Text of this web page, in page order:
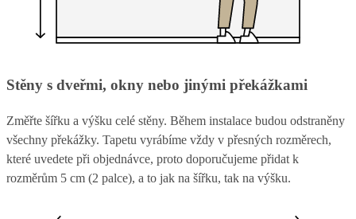
Stěny s dveřmi, okny nebo jinými překážkami
Změřte šířku a výšku celé stěny. Během instalace budou odstraněny
všechny překážky. Tapetu vyrábíme vždy v přesných rozměrech,
které uvedete při objednávce, proto doporučujeme přidat k
rozměrům 5 cm (2 palce), a to jak na šířku, tak na výšku.